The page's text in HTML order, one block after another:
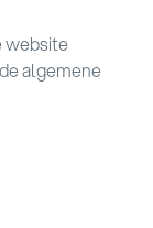
website
algemene